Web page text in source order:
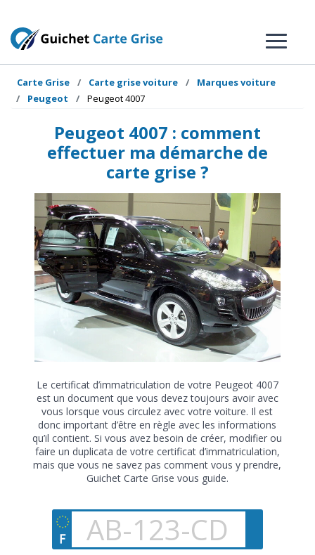
Carte Grise Carte grise voiture
Marques voiture
Peugeot
Peugeot 4007
Peugeot 4007 : comment
effectuer ma démarche de
carte grise ?
Le certificat d’immatriculation de votre Peugeot 4007
est un document que vous devez toujours avoir avec
vous lorsque vous circulez avec votre voiture. Il est
donc important d’être en règle avec les informations
qu’il contient. Si vous avez besoin de créer, modifier ou
faire un duplicata de votre certificat d’immatriculation,
mais que vous ne savez pas comment vous y prendre,
Guichet Carte Grise vous guide.